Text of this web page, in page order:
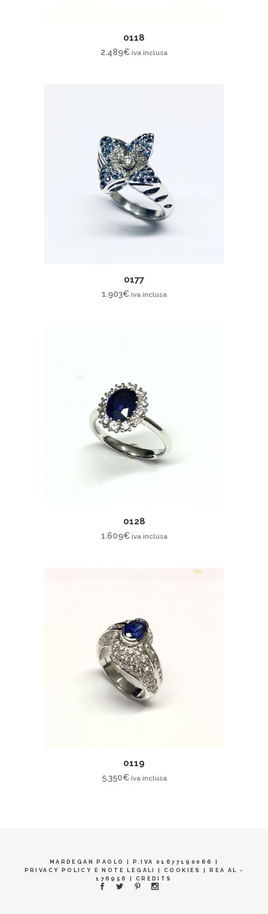
0118
2.489€ iva inclusa
0177
1.903€ iva inclusa
0128
1.609€ iva inclusa
0119
5.350€ iva inclusa
MARDEGAN PAOLO | P.IVA 01677190066 |
PRIVACY POLICY E NOTE LEGALI
|COOKIES
| REA AL -
176956 | CREDITS